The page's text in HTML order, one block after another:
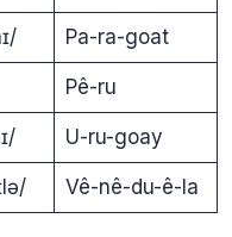
Pa-ra-goat
Pê-ru
U-ru-goay
Vê-nê-du-ê-la